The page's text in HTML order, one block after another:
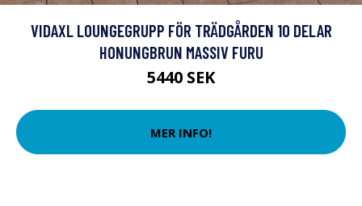
VIDAXL LOUNGEGRUPP FÖR TRÄDGÅRDEN 10 DELAR
HONUNGBRUN MASSIV FURU
5440 SEK
MER INFO!